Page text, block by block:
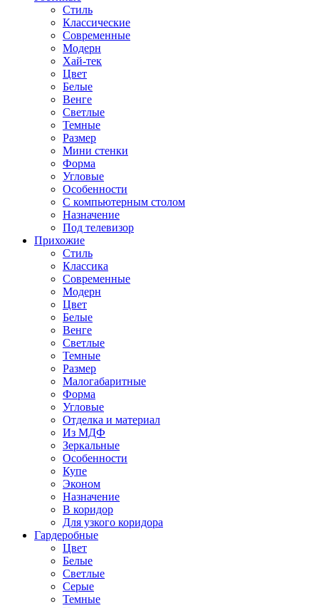
Стиль
Классические
Современные
Модерн
Хай-тек
Цвет
Белые
Венге
Светлые
Темные
Размер
Мини стенки
Форма
Угловые
Особенности
С компьютерным столом
Назначение
Под телевизор
Прихожие
Стиль
Классика
Современные
Модерн
Цвет
Белые
Венге
Светлые
Темные
Размер
Малогабаритные
Форма
Угловые
Отделка и материал
Из МДФ
Зеркальные
Особенности
Купе
Эконом
Назначение
В коридор
Для узкого коридора
Гардеробные
Цвет
Белые
Светлые
Серые
Темные